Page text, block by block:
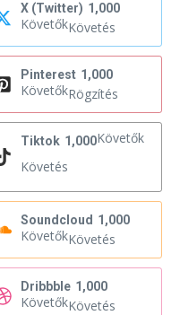
X (Twitter) 1,000
KövetőkKövetés
Pinterest 1,000
KövetőkRögzítés
Tiktok 1,000Követők
Követés
Soundcloud 1,000
KövetőkKövetés
Dribbble 1,000
KövetőkKövetés